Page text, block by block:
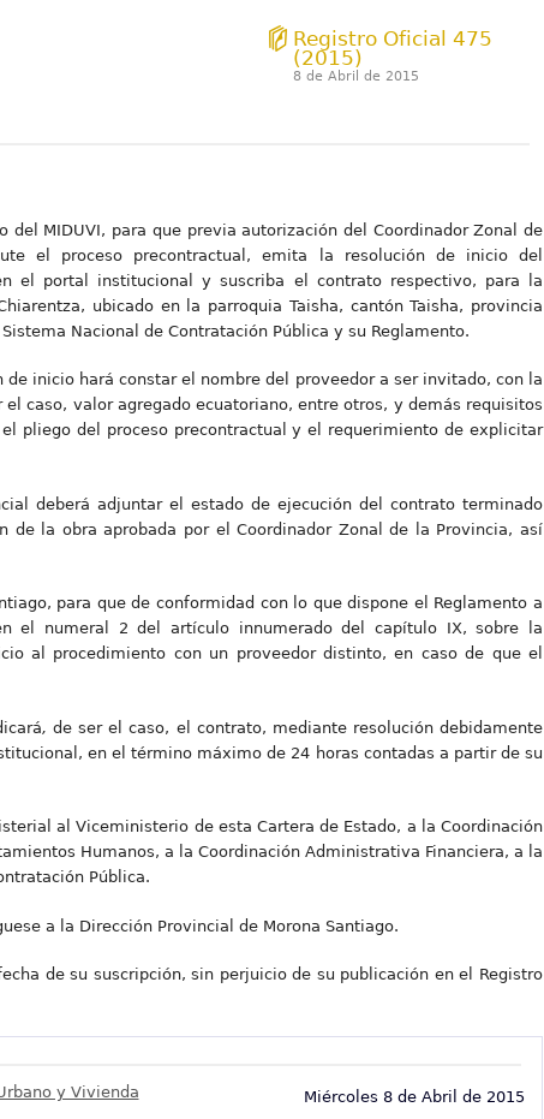
Registro Oficial 475
(2015)
8 de Abril de 2015
del MIDUVI, para que previa autorización del Coordinador Zonal de
el proceso precontractual, emita la resolución de inicio del
el portal institucional y suscriba el contrato respectivo, para la
ubicado en la parroquia Taisha, cantón Taisha, provincia
Nacional de Contratación Pública y su Reglamento.
inicio hará constar el nombre del proveedor a ser invitado, con la
caso, valor agregado ecuatoriano, entre otros, y demás requisitos
pliego del proceso precontractual y el requerimiento de explicitar
deberá adjuntar el estado de ejecución del contrato terminado
la obra aprobada por el Coordinador Zonal de la Provincia, así
para que de conformidad con lo que dispone el Reglamento a
el numeral 2 del artículo innumerado del capítulo IX, sobre la
al procedimiento con un proveedor distinto, en caso de que el
,de ser el caso, el contrato, mediante resolución debidamente
en el término máximo de 24 horas contadas a partir de su
al Viceministerio de esta Cartera de Estado, a la Coordinación
Humanos, a la Coordinación Administrativa Financiera, a la
Pública.
a la Dirección Provincial de Morona Santiago.
de su suscripción, sin perjuicio de su publicación en el Registro
Miércoles 8 de Abril de 2015
y Vivienda